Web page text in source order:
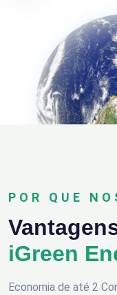
POR QUE
iGreen
Economia de até 2